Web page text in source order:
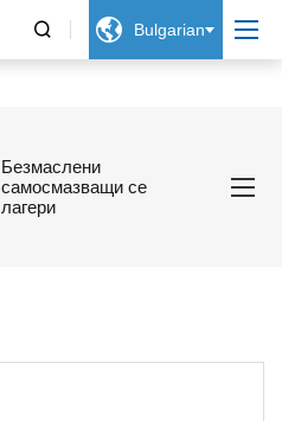
  Bulgarian
Безмаслени
самосмазващи се
лагери